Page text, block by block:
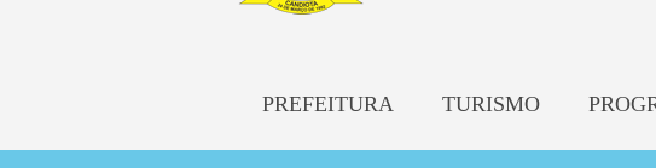
PREFEITURA TURISMO